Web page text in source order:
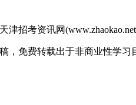
招考资讯网
，免费转载出于非商业性学